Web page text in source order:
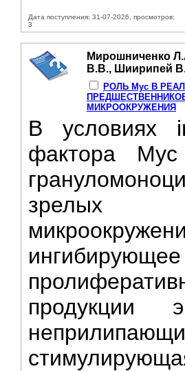
Дата поступления: 31-07-2026, просмотров:
3
Мирошниченко
В.В., Шиирипей
РОЛЬ Мус В
МИКРООКРУЖЕНИЯ
В условиях
фактора
зрелых
продукции